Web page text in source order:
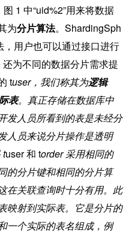
图 1 中“uid%2”用来将数据
为分片算法。ShardingSph
用户也可以通过接口进行
为不同的数据分片需求提
tuser，我们称其为逻辑
表。真正存储在数据库中
发人员所看到的表是未经分
人员来说分片操作是透明
tuser 和 torder 采用相同的
的分片键和相同的分片算
在关联查询时十分有用。此
映射到实际表。它是分片的
一个实际的表名组成，例